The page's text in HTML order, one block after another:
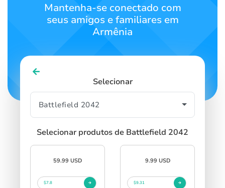
Mantenha-se conectado com
seus amigos e familiares em
Armênia
Selecionar
Selecionar produtos de Battlefield 2042
59.99 USD
$7.8
9.99 USD
$9.31